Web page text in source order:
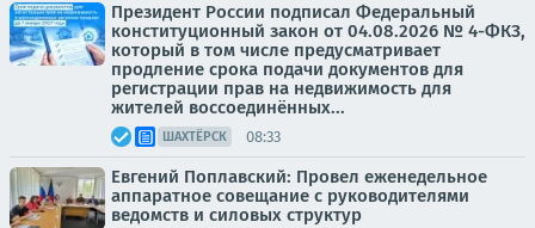
Президент России подписал Федеральный
конституционный закон от 04.08.2026 № 4-ФКЗ,
который в том числе предусматривает
продление срока подачи документов для
регистрации прав на недвижимость для
жителей воссоединённых...
ШАХТЁРСК 08:33
Евгений Поплавский: Провел еженедельное
аппаратное совещание с руководителями
ведомств и силовых структур